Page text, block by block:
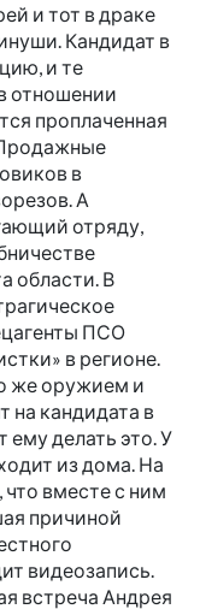
и тот в драке
Кандидат в
и те
отношении
проплаченная
в
А
отряду,
области. В
ПСО
в регионе.
же оружием и
на кандидата в
ему делать это. У
из дома. На
вместе с ним
причиной
видеозапись.
встреча Андрея